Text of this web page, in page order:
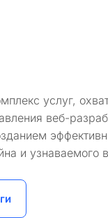
услуг,
веб-
и узнаваемого